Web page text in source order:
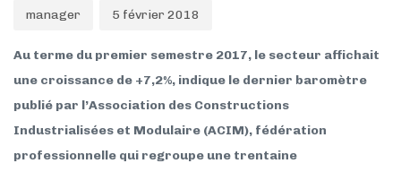
manager 5 février 2018
Au terme du premier semestre 2017, le secteur affichait
une croissance de +7,2%, indique le dernier baromètre
publié par l’Association des Constructions
Industrialisées et Modulaire (ACIM), fédération
professionnelle qui regroupe une trentaine